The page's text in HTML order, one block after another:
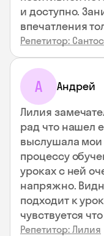
и доступно.
впечатления
Репетитор: Сантос
А Андрей
Лилия
рад что нашел
выслушала
процессу
уроках с ней
напряжно.
подходит к
чувствуется
Репетитор: Лилия